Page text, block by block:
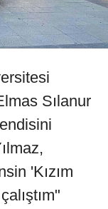
Sılanur
'Kızım